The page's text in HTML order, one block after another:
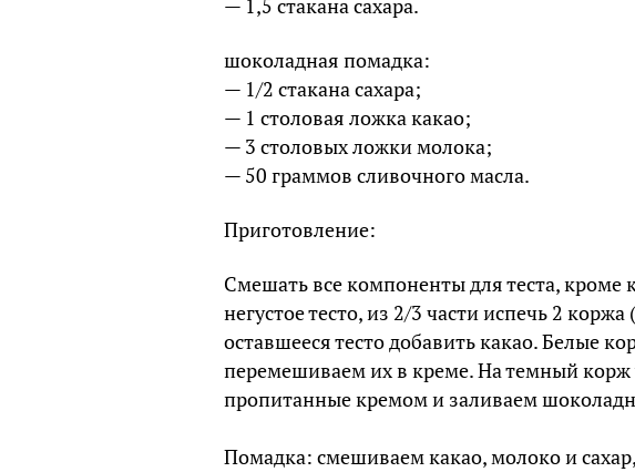
— 1,5 стакана сахара.
шоколадная помадка:
— 1/2 стакана сахара;
— 1 столовая ложка какао;
— 3 столовых ложки молока;
— 50 граммов сливочного масла.
Приготовление:
Смешать все компоненты для теста, кроме
негустое тесто, из 2/3 части испечь 2
оставшееся тесто добавить какао. Белые
перемешиваем их в креме. На темный
пропитанные кремом и заливаем
Помадка: смешиваем какао, молоко и